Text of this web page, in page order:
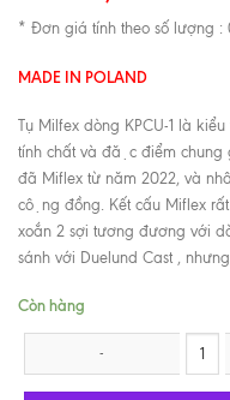
* Đơn giá tính theo số lượng :
MADE IN POLAND
Tụ Milfex dòng KPCU-1 là
tính chất và đặc điểm chung
đã Miflex từ năm 2022, và
cộng đồng. Kết cấu Miflex
xoắn 2 sợi tương đương với
sánh với Duelund Cast ,
Còn hàng